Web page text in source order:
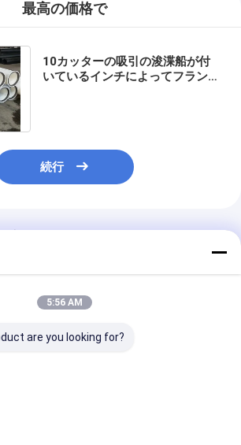
最高の価格で
10カッターの吸引の浚渫船が付
いているインチによってフランジ
続行
クト
5:56 AM
are you looking for?